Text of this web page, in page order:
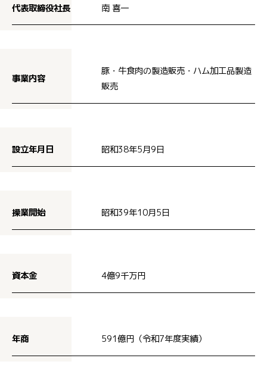
代表取締役社長 南 喜一
事業内容
豚・牛食肉の製造販売・ハム加工品製造
販売
設立年月日 昭和38年5月9日
操業開始 昭和39年10月5日
資本金 4億9千万円
年商 591億円（令和7年度実績）